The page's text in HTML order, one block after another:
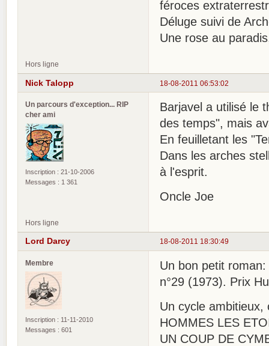
féroces
Déluge suivi de
Une rose au
Hors ligne
18-08-2011 06:53:02
Nick Talopp
Un parcours d'exception... RIP
cher ami
Inscription : 21-10-2006
Messages : 1 361
Barjavel a utilisé le
des temps", mais
En feuilletant les
Dans les arches
à l'esprit.
Oncle Joe
Hors ligne
18-08-2011 18:30:49
Lord Darcy
Membre
Inscription : 11-11-2010
Messages : 601
Un bon petit
n°29 (1973). Prix
Un cycle ambitieux,
HOMMES LES
UN COUP DE